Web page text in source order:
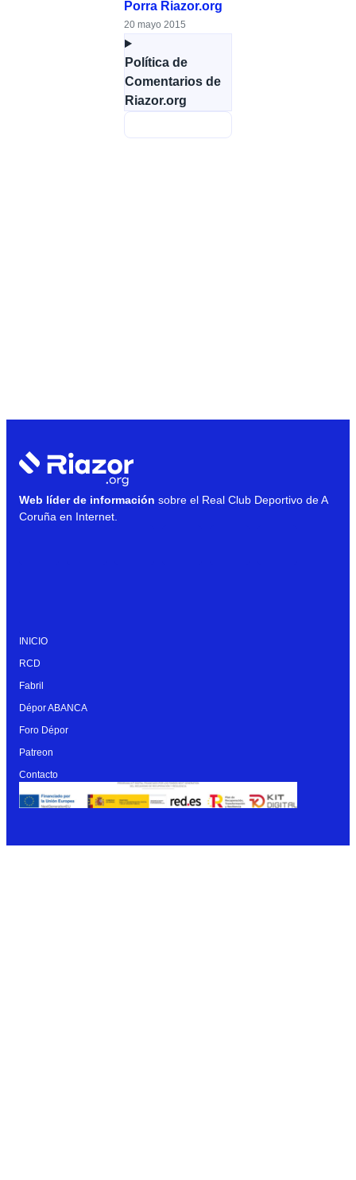
Porra Riazor.org
20 mayo 2015
Política de
Comentarios de
Riazor.org
Web líder de información sobre el Real Club Deportivo de A
Coruña en Internet.
INICIO
RCD
Fabril
Dépor ABANCA
Foro Dépor
Patreon
Contacto